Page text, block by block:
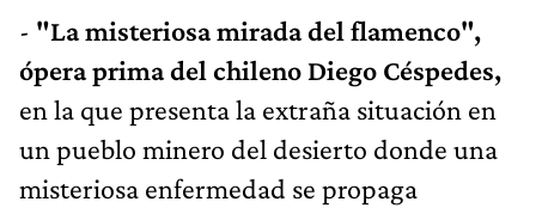
- "La misteriosa mirada del flamenco",
ópera prima del chileno Diego Céspedes,
en la que presenta la extraña situación en
un pueblo minero del desierto donde una
misteriosa enfermedad se propaga